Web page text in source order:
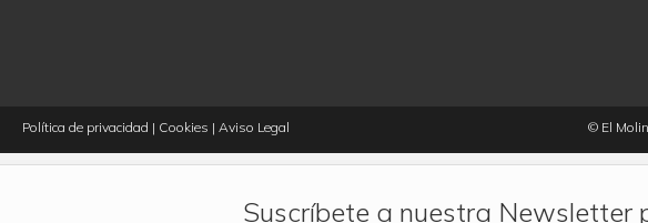
Política de privacidad | Cookies | Aviso Legal © El
Suscríbete a nuestra